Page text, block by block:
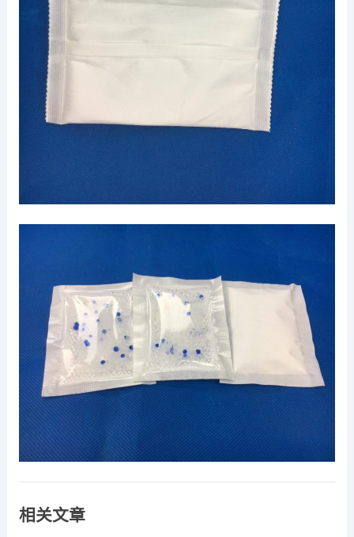
相关文章